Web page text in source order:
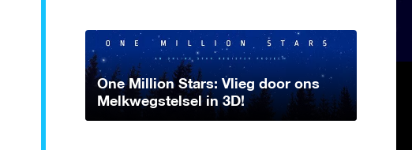
One Million Stars: Vlieg door ons
Melkwegstelsel in 3D!